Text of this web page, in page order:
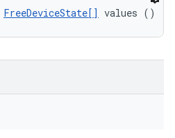
FreeDeviceState[] values ()